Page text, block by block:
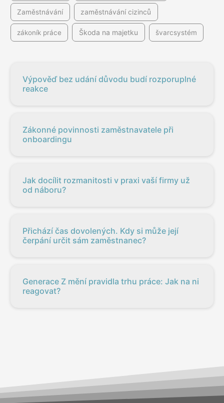
Zaměstnávání zaměstnávání cizinců
zákoník práce Škoda na majetku švarcsystém
Výpověď bez udání důvodu budí rozporuplné
reakce
Zákonné povinnosti zaměstnavatele při
onboardingu
Jak docílit rozmanitosti v praxi vaší firmy už
od náboru?
Přichází čas dovolených. Kdy si může její
čerpání určit sám zaměstnanec?
Generace Z mění pravidla trhu práce: Jak na ni
reagovat?